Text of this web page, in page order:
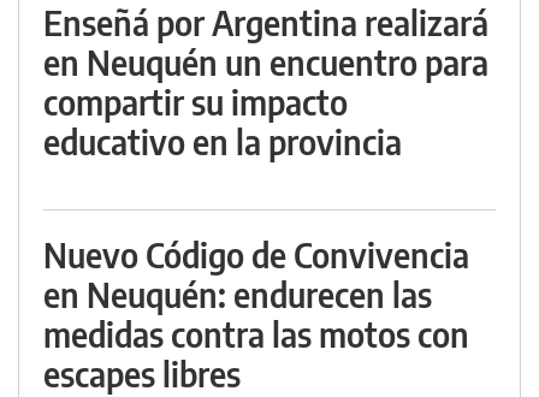
Enseñá por Argentina realizará
en Neuquén un encuentro para
compartir su impacto
educativo en la provincia
Nuevo Código de Convivencia
en Neuquén: endurecen las
medidas contra las motos con
escapes libres